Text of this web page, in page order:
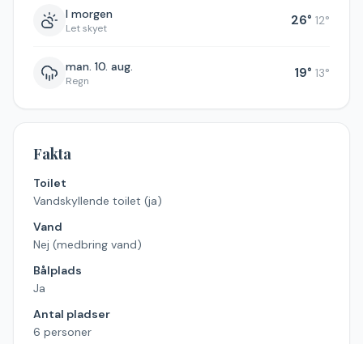
I morgen
Let skyet 26° 12°
man. 10. aug.
Regn 19° 13°
Fakta
Toilet
Vandskyllende toilet (ja)
Vand
Nej (medbring vand)
Bålplads
Ja
Antal pladser
6 personer